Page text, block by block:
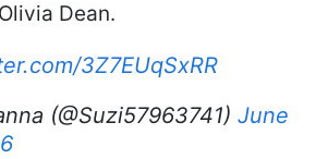
Dean.
3Z7EUqSxRR
(@Suzi57963741) June